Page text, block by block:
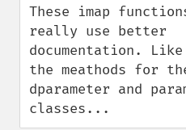
These imap
really use better
documentation.
the meathods for
dparameter and
classes...